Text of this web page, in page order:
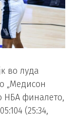
во луда
„Медисон
НБА финалето,
(25:34,